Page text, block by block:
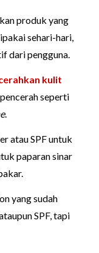
produk yang
sehari-hari,
dari pengguna.
kulit
seperti
.
atau SPF untuk
paparan sinar
yang sudah
SPF, tapi